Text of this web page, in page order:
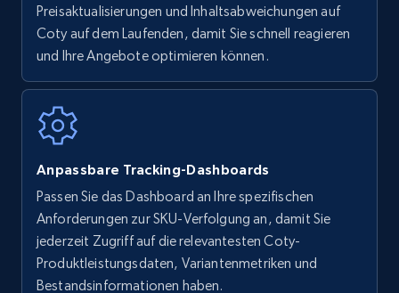
URL, Product name, Product rating, Product
rating object, Product rating max, Rating,
Author name, Asin, and more.
URL, Final price, Sku, Currency, Gtin,
Specifications, Image urls, Top reviews, and
more.
Preisaktualisierungen und Inhaltsabweichungen auf
Coty auf dem Laufenden, damit Sie schnell reagieren
und Ihre Angebote optimieren können.
Anpassbare Tracking-Dashboards
Passen Sie das Dashboard an Ihre spezifischen
Anforderungen zur SKU-Verfolgung an, damit Sie
jederzeit Zugriff auf die relevantesten Coty-
Produktleistungsdaten, Variantenmetriken und
Bestandsinformationen haben.